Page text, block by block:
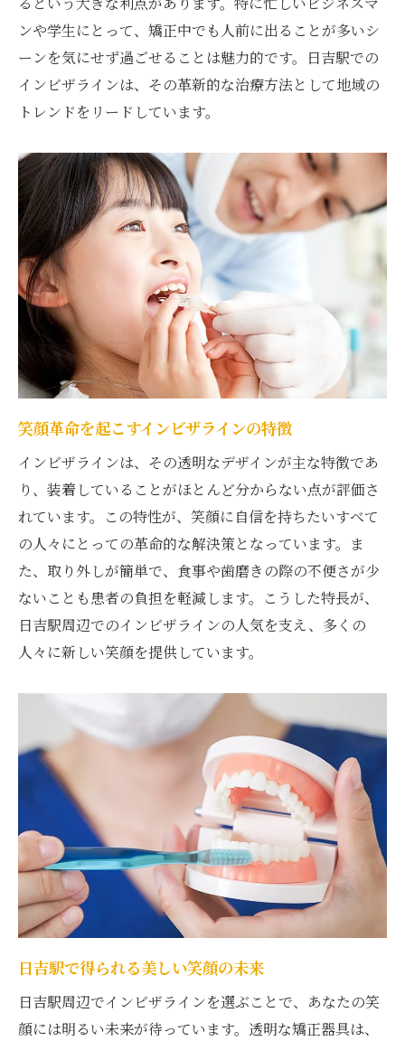
日吉駅での矯正体験のステップバイステッ
プ
インビザラインがもたらす笑顔の変化
日吉駅周辺でのサポート体制とコミュニケ
笑顔を取り戻すためのモチベーション維持
インビザラインで新しい自分に出会う
ンや学生にとって、矯正中でも人前に出ることが多いシ
ーンを気にせず過ごせることは魅力的です。日吉駅での
インビザラインは、その革新的な治療方法として地域の
トレンドをリードしています。
笑顔革命を起こすインビザラインの特徴
インビザラインは、その透明なデザインが主な特徴であ
り、装着していることがほとんど分からない点が評価さ
れています。この特性が、笑顔に自信を持ちたいすべて
の人々にとっての革命的な解決策となっています。ま
た、取り外しが簡単で、食事や歯磨きの際の不便さが少
ないことも患者の負担を軽減します。こうした特長が、
日吉駅周辺でのインビザラインの人気を支え、多くの
人々に新しい笑顔を提供しています。
日吉駅で得られる美しい笑顔の未来
日吉駅周辺でインビザラインを選ぶことで、あなたの笑
顔には明るい未来が待っています。透明な矯正器具は、